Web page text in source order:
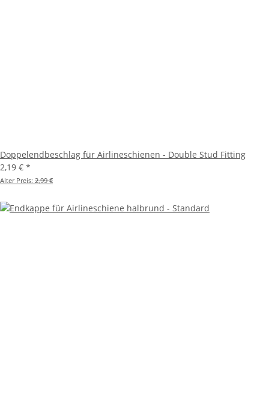
Doppelendbeschlag für Airlineschienen - Double Stud Fitting
2,19 € *
Alter Preis: 2,99 €